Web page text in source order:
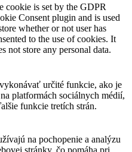
cookie is set by the GDPR
Consent plugin and is used
whether or not user has
to the use of cookies. It
not store any personal data.
určité funkcie, ako je
platformách sociálnych médií,
funkcie tretích strán.
na pochopenie a analýzu